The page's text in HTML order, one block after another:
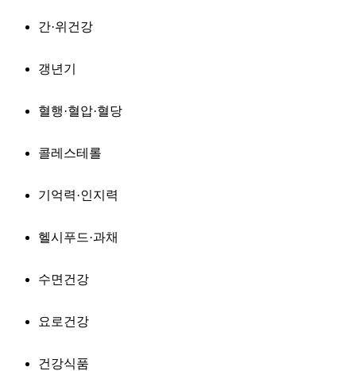
간·위건강
갱년기
혈행·혈압·혈당
콜레스테롤
기억력·인지력
헬시푸드·과채
수면건강
요로건강
건강식품